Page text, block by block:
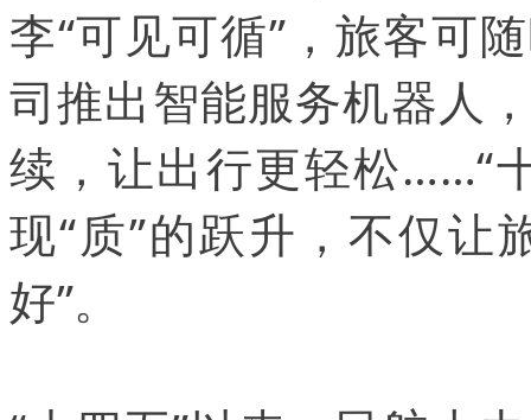
李“可见可循”，旅客可
司推出智能服务机器人
续，让出行更轻松……“
现“质”的跃升，不仅让
好”。